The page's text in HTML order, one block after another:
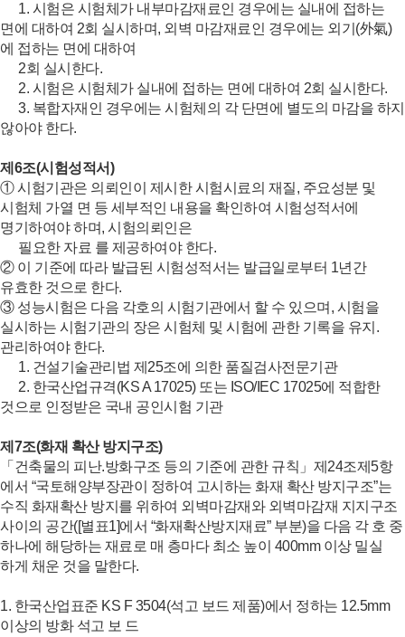
1. 시험은 시험체가 내부마감재료인 경우에는 실내에 접하는
면에 대하여 2회 실시하며, 외벽 마감재료인 경우에는 외기(外氣)
에 접하는 면에 대하여
2회 실시한다.
2. 시험은 시험체가 실내에 접하는 면에 대하여 2회 실시한다.
3. 복합자재인 경우에는 시험체의 각 단면에 별도의 마감을 하지
않아야 한다.
제6조(시험성적서)
① 시험기관은 의뢰인이 제시한 시험시료의 재질, 주요성분 및
시험체 가열 면 등 세부적인 내용을 확인하여 시험성적서에
명기하여야 하며, 시험의뢰인은
필요한 자료 를 제공하여야 한다.
② 이 기준에 따라 발급된 시험성적서는 발급일로부터 1년간
유효한 것으로 한다.
③ 성능시험은 다음 각호의 시험기관에서 할 수 있으며, 시험을
실시하는 시험기관의 장은 시험체 및 시험에 관한 기록을 유지.
관리하여야 한다.
1. 건설기술관리법 제25조에 의한 품질검사전문기관
2. 한국산업규격(KS A 17025) 또는 ISO/IEC 17025에 적합한
것으로 인정받은 국내 공인시험 기관
제7조(화재 확산 방지구조)
「건축물의 피난.방화구조 등의 기준에 관한 규칙」제24조제5항
에서 “국토해양부장관이 정하여 고시하는 화재 확산 방지구조”는
수직 화재확산 방지를 위하여 외벽마감재와 외벽마감재 지지구조
사이의 공간([별표1]에서 “화재확산방지재료” 부분)을 다음 각 호 중
하나에 해당하는 재료로 매 층마다 최소 높이 400mm 이상 밀실
하게 채운 것을 말한다.
1. 한국산업표준 KS F 3504(석고 보드 제품)에서 정하는 12.5mm
이상의 방화 석고 보 드